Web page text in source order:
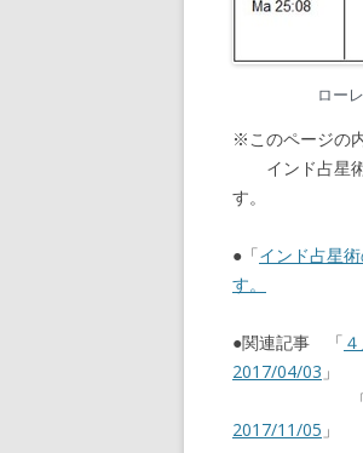
ロー
※このページの
インド占星術
す。
●「インド占星
す。
●関連記事 「
2017/04/03 」
2017/11/05 」